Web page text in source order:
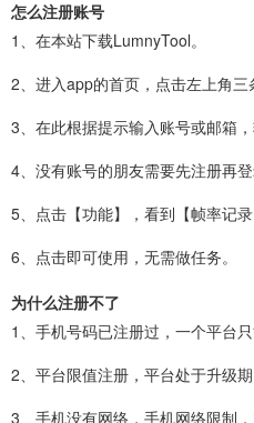
怎么注册账号
1、在本站下载LumnyTool。
2、进入app的首页，点击左上角三
3、在此根据提示输入账号或邮箱
4、没有账号的朋友需要先注册再登
5、点击【功能】，看到【帧率记
6、点击即可使用，无需做任务。
为什么注册不了
1、手机号码已注册过，一个平台
2、平台限值注册，平台处于升级
3、手机没有网络，手机网络限制